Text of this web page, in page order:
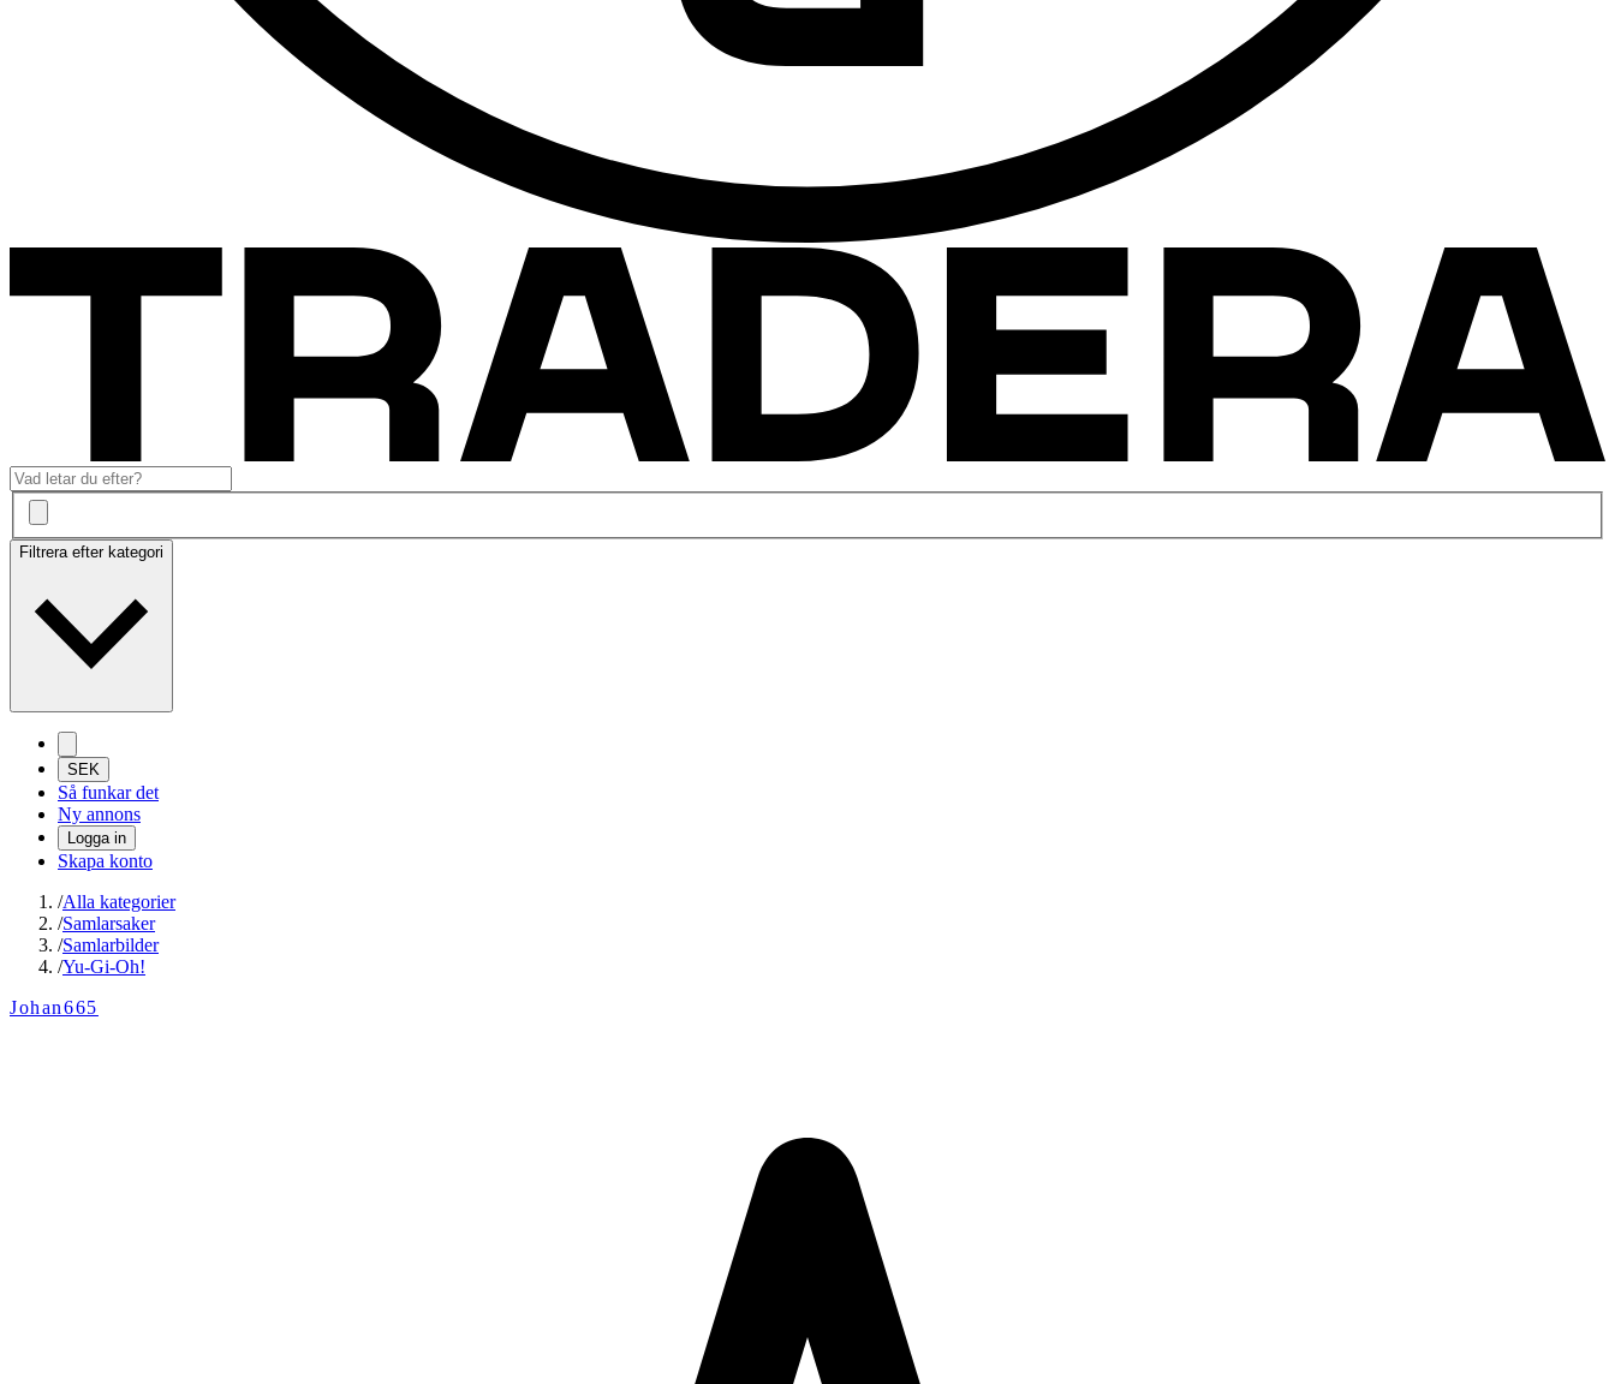
Filtrera efter kategori
SEK
Så funkar det
Ny annons
Logga in
Skapa konto
/Alla kategorier
/Samlarsaker
/Samlarbilder
/Yu-Gi-Oh!
Johan665